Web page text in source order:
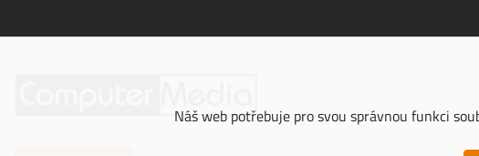
Náš web potřebuje pro svou správnou funkci